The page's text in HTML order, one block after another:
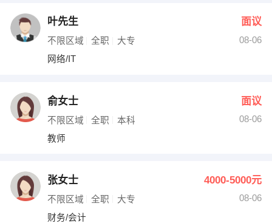
叶先生 面议
不限区域 全职 大专
08-06
网络/IT
俞女士 面议
不限区域 全职 本科
08-06
教师
张女士 4000-5000元
不限区域 全职 大专
08-06
财务/会计